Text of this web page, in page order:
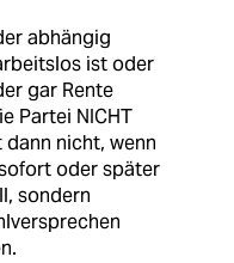
abhängig
ist oder
gar Rente
Partei NICHT
nicht, wenn
oder später
sondern